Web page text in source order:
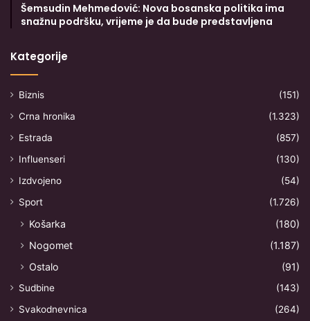
Šemsudin Mehmedović: Nova bosanska politika ima
snažnu podršku, vrijeme je da bude predstavljena
Kategorije
Biznis
(151)
Crna hronika
(1.323)
Estrada
(857)
Influenseri
(130)
Izdvojeno
(54)
Sport
(1.726)
Košarka
(180)
Nogomet
(1.187)
Ostalo
(91)
Sudbine
(143)
Svakodnevnica
(264)